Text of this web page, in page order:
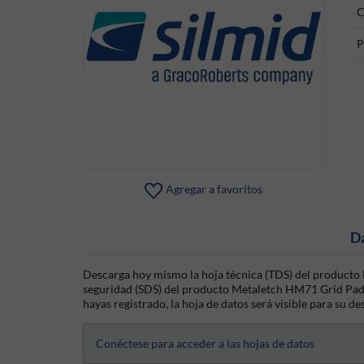
Agregar a favoritos
Descarga hoy mismo la hoja técnica (TDS) del
seguridad (SDS) del producto Metaletch HM71 Grid
hayas registrado, la hoja de datos será visible para su
Conéctese para acceder a las hojas de datos